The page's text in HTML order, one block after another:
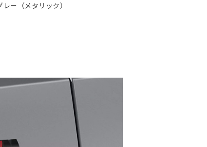
ー（メタリック）